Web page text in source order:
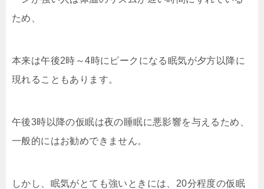
ため、
本来は午後2時～4時にピークになる眠気が夕方以降に
現れることもあります。
午後3時以降の仮眠は夜の睡眠に悪影響を与えるため、
一般的にはお勧めできません。
しかし、眠気がとても強いときには、20分程度の仮眠